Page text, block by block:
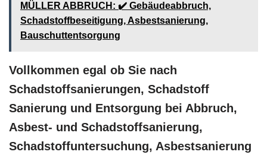
MÜLLER ABBRUCH: ✔️ Gebäudeabbruch,
Schadstoffbeseitigung, Asbestsanierung,
Bauschuttentsorgung
Vollkommen egal ob Sie nach
Schadstoffsanierungen, Schadstoff
Sanierung und Entsorgung bei Abbruch,
Asbest- und Schadstoffsanierung,
Schadstoffuntersuchung, Asbestsanierung